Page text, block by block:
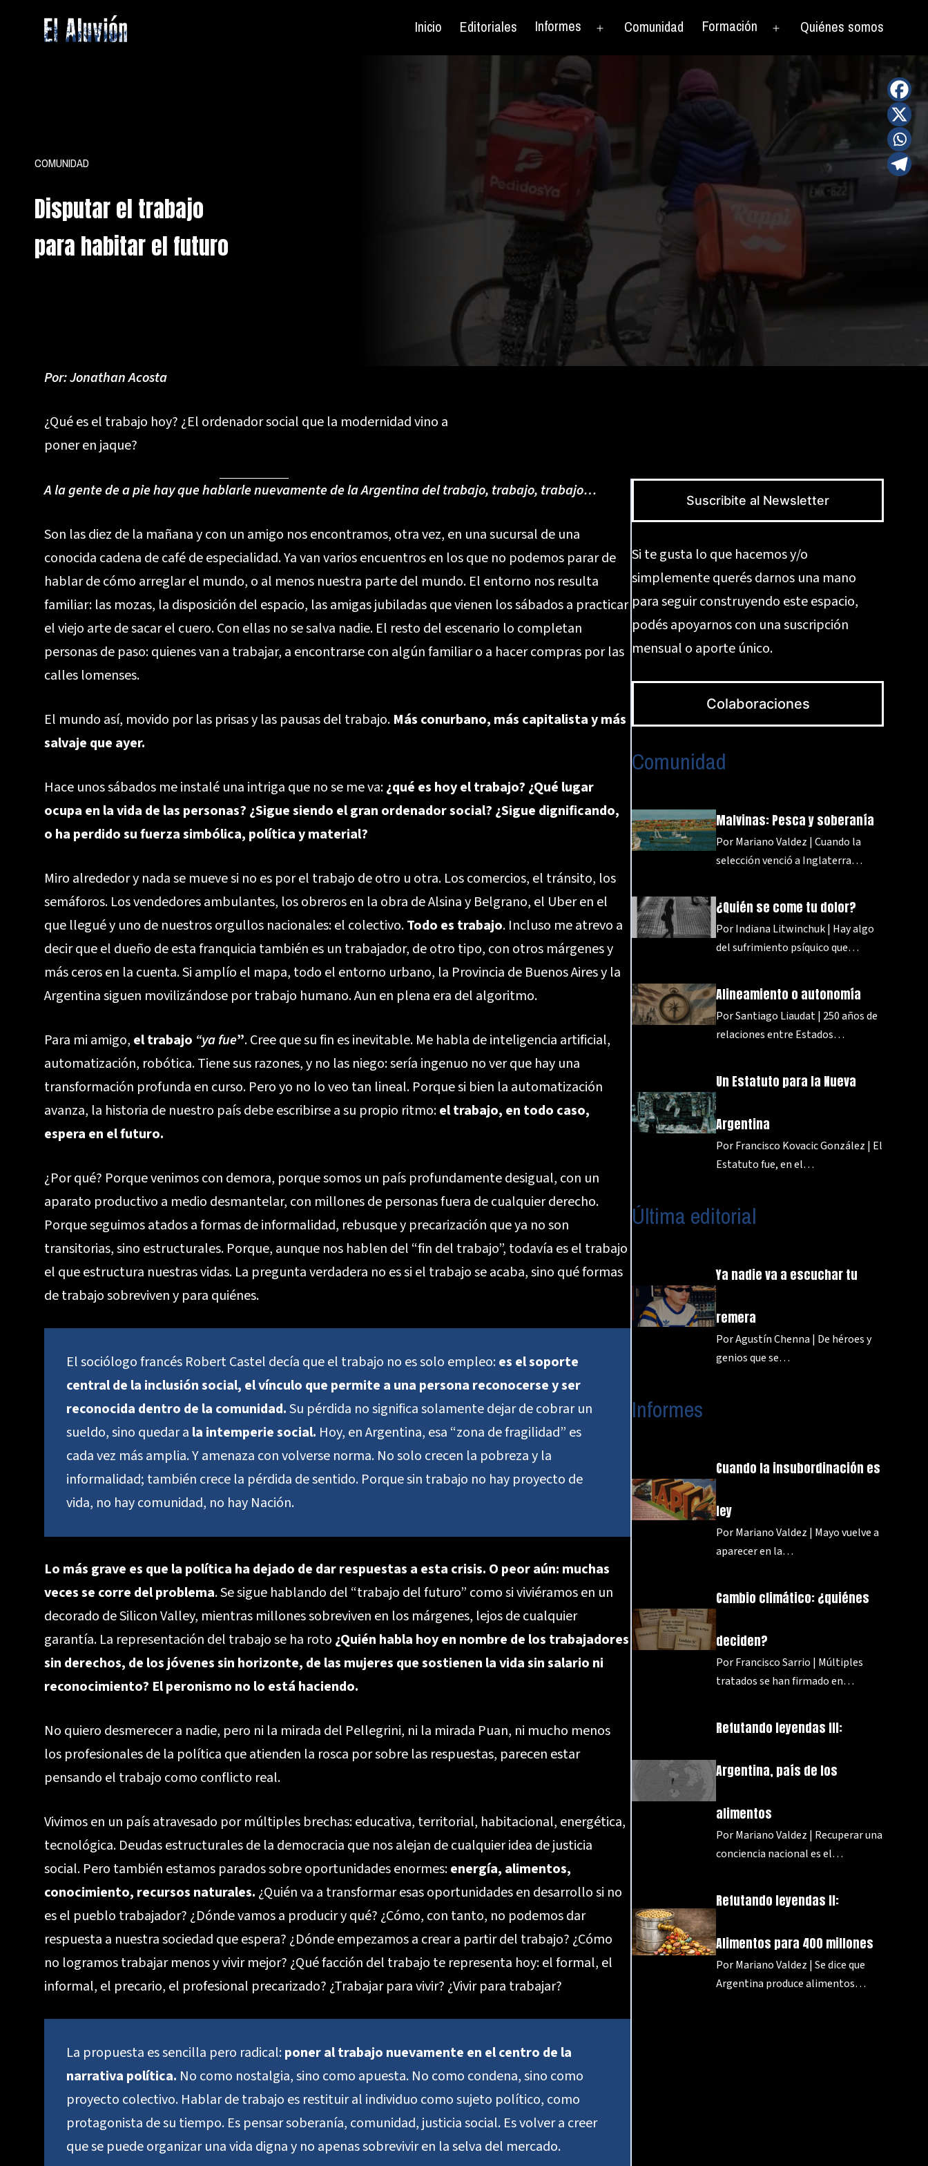
Inicio Editoriales Informes
Abrir
el
Comunidad Formación
AbrirQuiénes somos
COMUNIDAD
Disputar el trabajo
para habitar el futuro
Por:Jonathan Acosta
¿Qué es el trabajo hoy? ¿El ordenador social que la modernidad vino a
poner en jaque?
A la gente de a pie hay que hablarle nuevamente de la Argentina del trabajo, trabajo, trabajo…
Son las diez de la mañana y con un amigo nos encontramos, otra vez, en una sucursal de una
conocida cadena de café de especialidad. Ya van varios encuentros en los que no podemos parar de
hablar de cómo arreglar el mundo, o al menos nuestra parte del mundo. El entorno nos resulta
familiar: las mozas, la disposición del espacio, las amigas jubiladas que vienen los sábados a practicar
el viejo arte de sacar el cuero. Con ellas no se salva nadie. El resto del escenario lo completan
personas de paso: quienes van a trabajar, a encontrarse con algún familiar o a hacer compras por las
calles lomenses.
El mundo así, movido por las prisas y las pausas del trabajo. Más conurbano, más capitalista y más
salvaje que ayer.
Hace unos sábados me instalé una intriga que no se me va:¿qué es hoy el trabajo? ¿Qué lugar
ocupa en la vida de las personas? ¿Sigue siendo el gran ordenador social? ¿Sigue dignificando,
o ha perdido su fuerza simbólica, política y material?
Miro alrededor y nada se mueve si no es por el trabajo de otro u otra. Los comercios, el tránsito, los
semáforos. Los vendedores ambulantes, los obreros en la obra de Alsina y Belgrano, el Uber en el
que llegué y uno de nuestros orgullos nacionales: el colectivo.Todo es trabajo. Incluso me atrevo a
decir que el dueño de esta franquicia también es un trabajador, de otro tipo, con otros márgenes y
más ceros en la cuenta. Si amplío el mapa, todo el entorno urbano, la Provincia de Buenos Aires y la
Argentina siguen movilizándose por trabajo humano. Aun en plena era del algoritmo.
Para mi amigo, el trabajo “ya fue”. Cree que su fin es inevitable. Me habla de inteligencia artificial,
automatización, robótica. Tiene sus razones, y no las niego: sería ingenuo no ver que hay una
transformación profunda en curso. Pero yo no lo veo tan lineal. Porque si bien la automatización
avanza, la historia de nuestro país debe escribirse a su propio ritmo:el trabajo, en todo caso,
espera en el futuro.
¿Por qué? Porque venimos con demora, porque somos un país profundamente desigual, con un
aparato productivo a medio desmantelar, con millones de personas fuera de cualquier derecho.
Porque seguimos atados a formas de informalidad, rebusque y precarización que ya no son
transitorias, sino estructurales. Porque, aunque nos hablen del “fin del trabajo”, todavía es el trabajo
el que estructura nuestras vidas. La pregunta verdadera no es si el trabajo se acaba, sino qué formas
de trabajo sobreviven y para quiénes.
El sociólogo francés Robert Castel decía que el trabajo no es solo empleo:es el soporte
central de la inclusión social, el vínculo que permite a una persona reconocerse y ser
reconocida dentro de la comunidad.Su pérdida no significa solamente dejar de cobrar un
sueldo, sino quedar a la intemperie social. Hoy, en Argentina, esa “zona de fragilidad” es
cada vez más amplia. Y amenaza con volverse norma. No solo crecen la pobreza y la
informalidad; también crece la pérdida de sentido. Porque sin trabajo no hay proyecto de
vida, no hay comunidad, no hay Nación.
Lo más grave es que la política ha dejado de dar respuestas a esta crisis. O peor aún: muchas
veces se corre del problema. Se sigue hablando del “trabajo del futuro” como si viviéramos en un
decorado de Silicon Valley, mientras millones sobreviven en los márgenes, lejos de cualquier
garantía. La representación del trabajo se ha roto ¿Quién habla hoy en nombre de los trabajadores
sin derechos, de los jóvenes sin horizonte, de las mujeres que sostienen la vida sin salario ni
reconocimiento? El peronismo no lo está haciendo.
No quiero desmerecer a nadie, pero ni la mirada del Pellegrini, ni la mirada Puan, ni mucho menos
los profesionales de la política que atienden la rosca por sobre las respuestas, parecen estar
pensando el trabajo como conflicto real.
Vivimos en un país atravesado por múltiples brechas: educativa, territorial, habitacional, energética,
tecnológica. Deudas estructurales de la democracia que nos alejan de cualquier idea de justicia
social. Pero también estamos parados sobre oportunidades enormes:energía, alimentos,
conocimiento, recursos naturales. ¿Quién va a transformar esas oportunidades en desarrollo si no
es el pueblo trabajador? ¿Dónde vamos a producir y qué? ¿Cómo, con tanto, no podemos dar
respuesta a nuestra sociedad que espera? ¿Dónde empezamos a crear a partir del trabajo? ¿Cómo
no logramos trabajar menos y vivir mejor? ¿Qué facción del trabajo te representa hoy: el formal, el
informal, el precario, el profesional precarizado? ¿Trabajar para vivir? ¿Vivir para trabajar?
La propuesta es sencilla pero radical:poner al trabajo nuevamente en el centro de la
narrativa política. No como nostalgia, sino como apuesta. No como condena, sino como
proyecto colectivo. Hablar de trabajo es restituir al individuo como sujeto político, como
protagonista de su tiempo. Es pensar soberanía, comunidad, justicia social. Es volver a creer
que se puede organizar una vida digna y no apenas sobrevivir en la selva del mercado.
Suscribite al Newsletter
Si te gusta lo que hacemos y/o
simplemente querés darnos una mano
para seguir construyendo este espacio,
podés apoyarnos con una suscripción
mensual o aporte único.
Colaboraciones
Comunidad
Malvinas: Pesca y soberanía
Por Mariano Valdez | Cuando la
selección venció a Inglaterra…
¿Quién se come tu dolor?
Por Indiana Litwinchuk | Hay algo
del sufrimiento psíquico que…
Alineamiento o autonomía
Por Santiago Liaudat | 250 años de
relaciones entre Estados…
Un Estatuto para la Nueva
Argentina
Por Francisco Kovacic González | El
Estatuto fue, en el…
Última editorial
Ya nadie va a escuchar tu
remera
Por Agustín Chenna | De héroes y
genios que se…
Informes
Cuando la insubordinación es
ley
Por Mariano Valdez | Mayo vuelve a
aparecer en la…
Cambio climático: ¿quiénes
deciden?
Por Francisco Sarrio | Múltiples
tratados se han firmado en…
Refutando leyendas III:
Argentina, país de los
alimentos
Por Mariano Valdez | Recuperar una
conciencia nacional es el…
Refutando leyendas II:
Alimentos para 400 millones
Por Mariano Valdez | Se dice que
Argentina produce alimentos…